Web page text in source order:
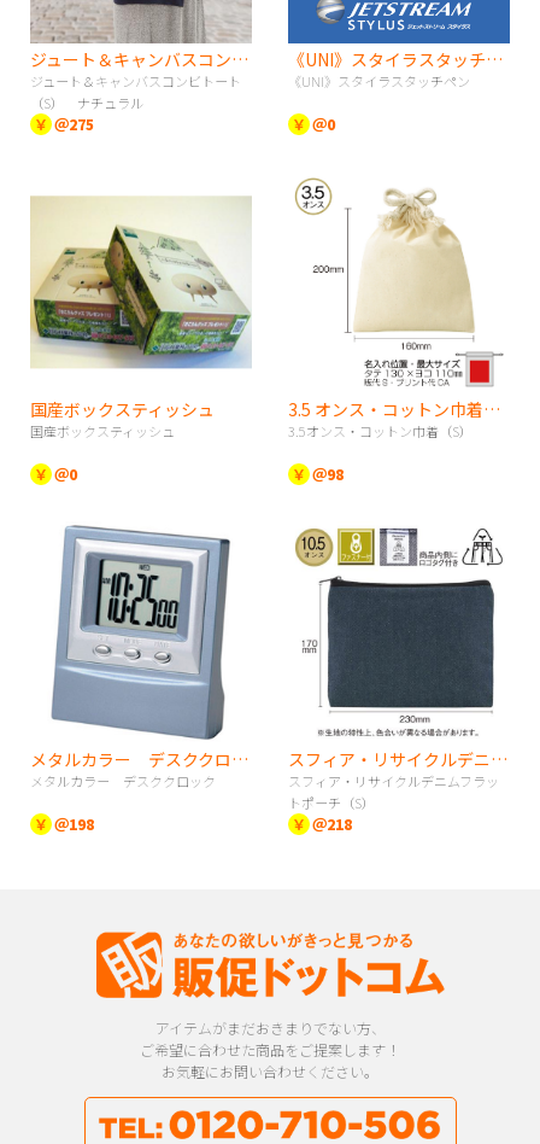
ジュート＆キャンバスコンビトート（S） ナチュラル
ジュート＆キャンバスコンビトート
（S） ナチュラル
￥ ＠275
《UNI》スタイラスタッチペン
《UNI》スタイラスタッチペン
￥ ＠0
国産ボックスティッシュ
国産ボックスティッシュ
￥ ＠0
3.5 オンス・コットン巾着（S）
3.5オンス・コットン巾着（S）
￥ ＠98
メタルカラー デスククロック
メタルカラー デスククロック
￥ ＠198
スフィア・リサイクルデニムフラットポーチ（S）
スフィア・リサイクルデニムフラッ
トポーチ（S）
￥ ＠218
アイテムがまだおきまりでない方、
ご希望に合わせた商品をご提案します！
お気軽にお問い合わせください。